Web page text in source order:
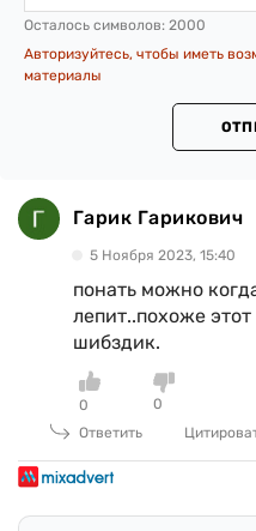
Осталось символов: 2000
Авторизуйтесь, чтобы иметь
материалы
Гарик Гарикович
5 Ноября 2023, 15:40
понать можно
лепит..похоже
шибздик.
0
0
Ответить